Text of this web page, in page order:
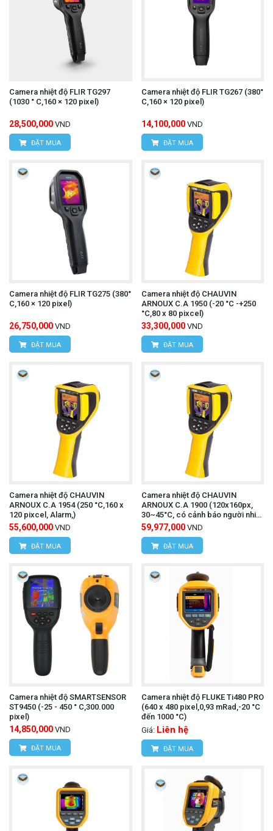
Camera nhiệt độ FLIR TG297
(1030 ° C,160 × 120 pixel)
28,500,000 VND
ĐẶT MUA
Camera nhiệt độ FLIR TG267 (380°
C,160 × 120 pixel)
14,100,000 VND
ĐẶT MUA
Camera nhiệt độ FLIR TG275 (380°
C,160 × 120 pixel)
26,750,000 VND
ĐẶT MUA
Camera nhiệt độ CHAUVIN
ARNOUX C.A 1950 (-20 °C -+250
°C,80 x 80 pixcel)
33,300,000 VND
ĐẶT MUA
Camera nhiệt độ CHAUVIN
ARNOUX C.A 1954 (250 °C,160 x
120 pixcel, Alarm,)
55,600,000 VND
ĐẶT MUA
Camera nhiệt độ CHAUVIN
ARNOUX C.A 1900 (120x160px,
30~45°C, có cảnh báo người nhiệt
độ cao)
59,977,000 VND
ĐẶT MUA
Camera nhiệt độ SMARTSENSOR
ST9450 (-25 - 450 ° C,300.000
pixel)
14,850,000 VND
ĐẶT MUA
Camera nhiệt độ FLUKE Ti480 PRO
(640 x 480 pixel,0,93 mRad,-20 °C
đến 1000 °C)
Giá: Liên hệ
ĐẶT MUA